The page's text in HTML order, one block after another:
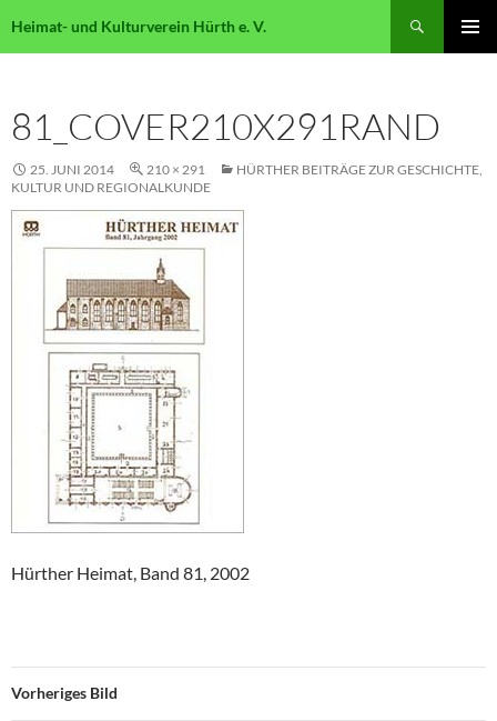
Heimat- und Kulturverein Hürth e. V.
81_COVER210X291RAND
25. JUNI 2014 210 × 291
HÜRTHER BEITRÄGE ZUR GESCHICHTE,
KULTUR UND REGIONALKUNDE
Hürther Heimat, Band 81, 2002
Vorheriges Bild